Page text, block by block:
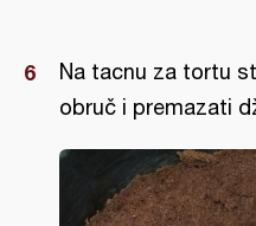
Na tacnu za tortu
obruč i premazati